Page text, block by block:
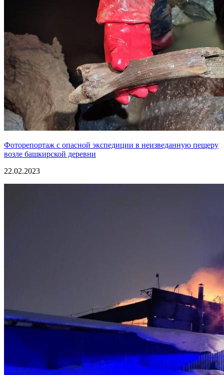
Фоторепортаж с опасной экспедиции в неизведанную пещеру
возле башкирской деревни
22.02.2023